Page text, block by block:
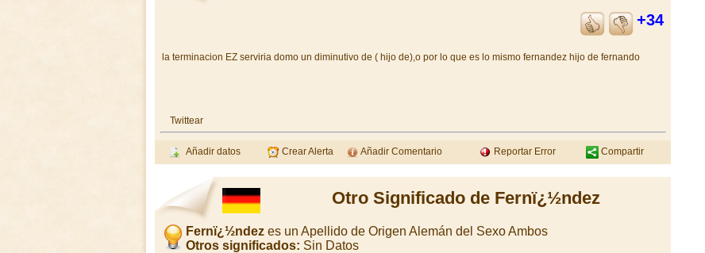
+34
la terminacion EZ serviria domo un diminutivo de ( hijo de),o por lo que es lo mismo fernandez hijo de fernando
Twittear
Añadir datos Crear Alerta Añadir Comentario Reportar Error Compartir
Otro Significado de Fernï¿½ndez
Fernï¿½ndezes un Apellido de Origen Alemán del Sexo Ambos
Otros significados: Sin Datos